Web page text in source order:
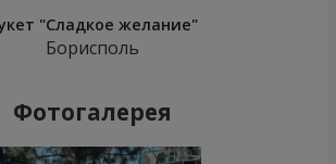
"Сладкое желание"
Борисполь
Фотогалерея